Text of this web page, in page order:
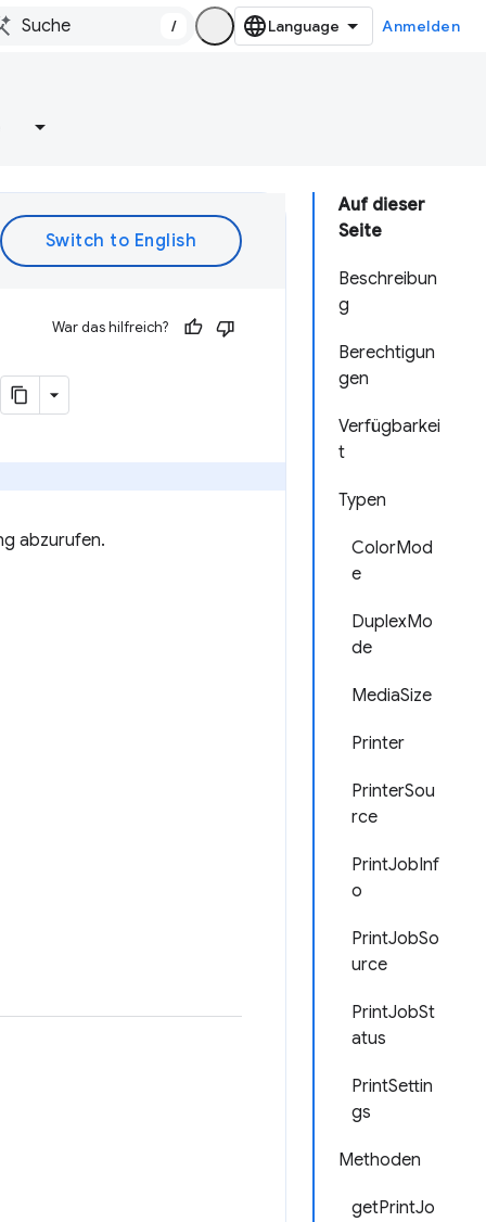
/ Anmelden
Auf dieser
Seite
Beschreibun
g
Berechtigun
gen
Verfügbarkei
t
Typen
ColorMod
e
DuplexMo
de
MediaSize
Printer
PrinterSou
rce
PrintJobInf
o
PrintJobSo
urce
PrintJobSt
atus
PrintSettin
gs
Methoden
getPrintJo
War das hilfreich?
abzurufen.